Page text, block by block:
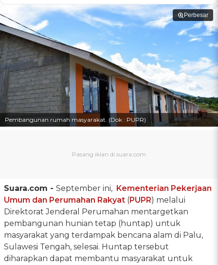
Perbesar
Pembangunan rumah masyarakat. (Dok : PUPR)
Suara.com - September ini, Kementerian Pekerjaan
Umum dan Perumahan Rakyat (PUPR) melalui
Direktorat Jenderal Perumahan mentargetkan
pembangunan hunian tetap (huntap) untuk
masyarakat yang terdampak bencana alam di Palu,
Sulawesi Tengah, selesai. Huntap tersebut
diharapkan dapat membantu masyarakat untuk